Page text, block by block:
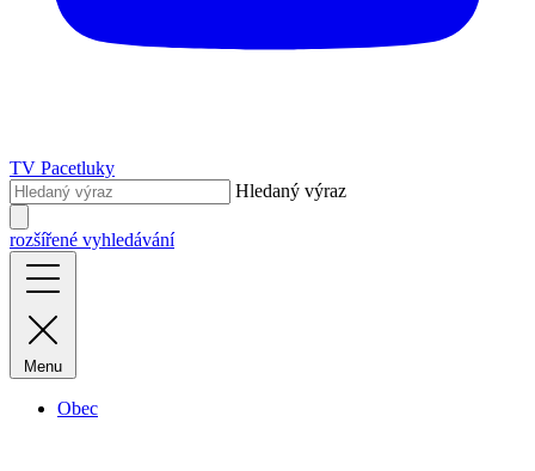
TV Pacetluky
Hledaný výraz
rozšířené vyhledávání
Menu
Obec